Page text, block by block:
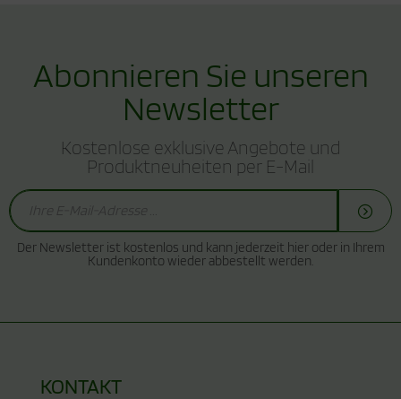
Abonnieren Sie unseren
Newsletter
Kostenlose exklusive Angebote und
Produktneuheiten per E-Mail
Der Newsletter ist kostenlos und kann jederzeit hier oder in Ihrem
Kundenkonto wieder abbestellt werden.
KONTAKT